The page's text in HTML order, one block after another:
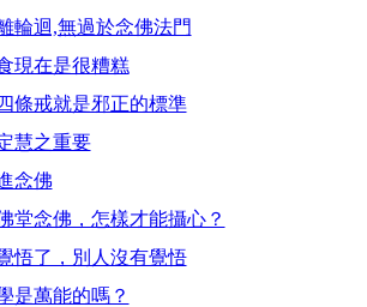
輪迴,無過於念佛法門
現在是很糟糕
條戒就是邪正的標準
慧之重要
念佛
堂念佛，怎樣才能攝心？
悟了，別人沒有覺悟
是萬能的嗎？